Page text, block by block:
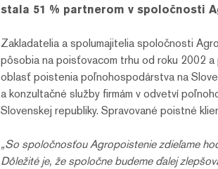
stala 51 % partnerom v spoločnosti
Zakladatelia a spolumajitelia spoločnosti
pôsobia na poisťovacom trhu od roku 2002
oblasť poistenia poľnohospodárstva na
a konzultačné služby firmám v odvetví
Slovenskej republiky. Spravované poistné
„So spoločnosťou Agropoistenie zdieľame
Dôležité je, že spoločne budeme ďalej